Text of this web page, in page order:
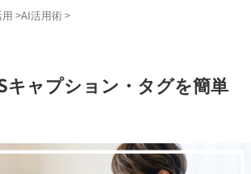
>AI活用術>
キャプション・タグを簡単